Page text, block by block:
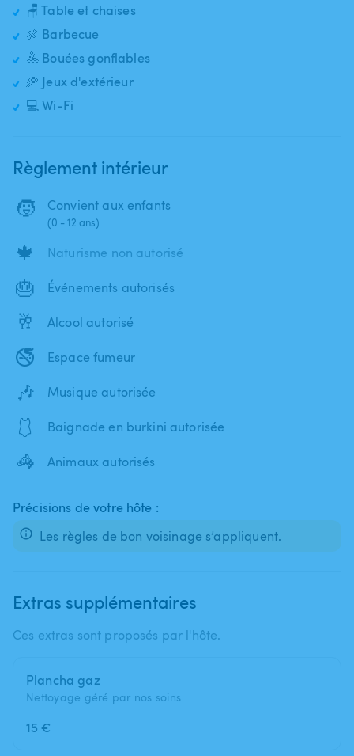
🪑 Table et chaises
🍖 Barbecue
🤽 Bouées gonflables
🥏 Jeux d'extérieur
💻 Wi-Fi
Règlement intérieur
🧒 Convient aux enfants
(0 - 12 ans)
🍁 Naturisme non autorisé
🎂 Événements autorisés
🥂 Alcool autorisé
🚭 Espace fumeur
🎶 Musique autorisée
🩱 Baignade en burkini autorisée
🦓 Animaux autorisés
Précisions de votre hôte :
Les règles de bon voisinage s’appliquent.
Extras supplémentaires
Ces extras sont proposés par l'hôte.
Plancha gaz
Nettoyage géré par nos soins
15 €